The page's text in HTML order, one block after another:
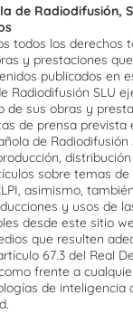
de Radiodifusión,
todos los derechos
y prestaciones
publicados en
Radiodifusión SLU
de sus obras y
de prensa prevista
de
sobre temas
asimismo,
y usos de
desde este sitio
que resulten
67.3 del Real
frente a
de inteligencia